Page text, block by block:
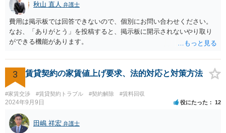
秋山 直人 弁護士
費用は掲示板では回答できないので、個別にお問い合わせください。
なお、「ありがとう」を投稿すると、掲示板に開示されないやり取り
ができる機能があります。
3 賃貸契約の家賃値上げ要求、法的対応と対策方法
#家賃交渉 #賃貸契約トラブル #契約解除 #賃料回収
2024年9月9日 役にたった 12
田嶋 祥宏 弁護士